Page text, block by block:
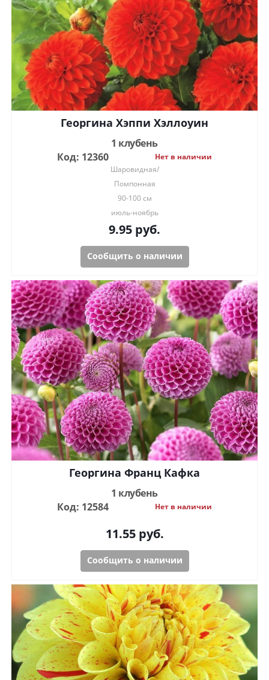
Георгина Хэппи Хэллоуин
1 клубень
Код: 12360
Нет в наличии
Шаровидная/
Помпонная
90-100 см
июль-ноябрь
9.95 руб.
Сообщить о наличии
Георгина Франц Кафка
1 клубень
Код: 12584
Нет в наличии
11.55руб.
Сообщить о наличии